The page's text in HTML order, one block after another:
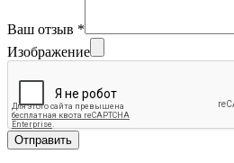
Ваш отзыв *
Изображение
Отправить